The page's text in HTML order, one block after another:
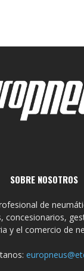
SOBRE NOSOTROS
de
concesionarios,
y el comercio de